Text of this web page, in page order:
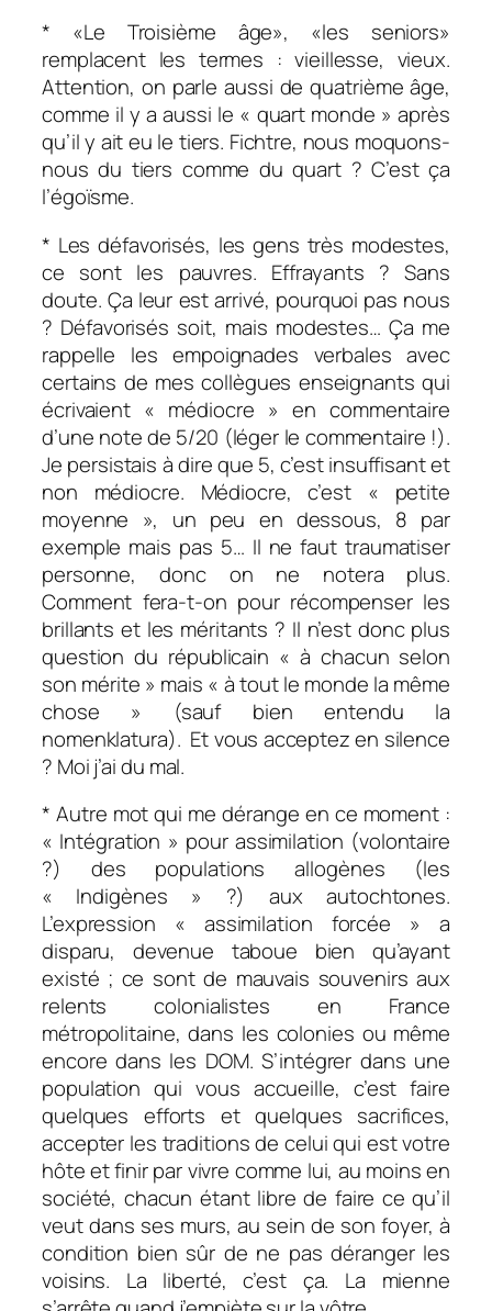
* «Le Troisième âge», «les seniors»
remplacent les termes : vieillesse, vieux.
Attention, on parle aussi de quatrième âge,
comme il y a aussi le « quart monde » après
qu’il y ait eu le tiers. Fichtre, nous moquons-
nous du tiers comme du quart ? C’est ça
l’égoïsme.
* Les défavorisés, les gens très modestes,
ce sont les pauvres. Effrayants ? Sans
doute. Ça leur est arrivé, pourquoi pas nous
? Défavorisés soit, mais modestes… Ça me
rappelle les empoignades verbales avec
certains de mes collègues enseignants qui
écrivaient « médiocre » en commentaire
d’une note de 5/20 (léger le commentaire !).
Je persistais à dire que 5, c’est insuffisant et
non médiocre. Médiocre, c’est « petite
moyenne », un peu en dessous, 8 par
exemple mais pas 5… Il ne faut traumatiser
personne, donc on ne notera plus.
Comment fera-t-on pour récompenser les
brillants et les méritants ? Il n’est donc plus
question du républicain « à chacun selon
son mérite » mais « à tout le monde la même
chose » (sauf bien entendu la
nomenklatura). Et vous acceptez en silence
? Moi j’ai du mal.
* Autre mot qui me dérange en ce moment :
« Intégration » pour assimilation (volontaire
?) des populations allogènes (les
« Indigènes » ?) aux autochtones.
L’expression « assimilation forcée » a
disparu, devenue taboue bien qu’ayant
existé ; ce sont de mauvais souvenirs aux
relents colonialistes en France
métropolitaine, dans les colonies ou même
encore dans les DOM. S’intégrer dans une
population qui vous accueille, c’est faire
quelques efforts et quelques sacrifices,
accepter les traditions de celui qui est votre
hôte et finir par vivre comme lui, au moins en
société, chacun étant libre de faire ce qu’il
veut dans ses murs, au sein de son foyer, à
condition bien sûr de ne pas déranger les
voisins. La liberté, c’est ça. La mienne